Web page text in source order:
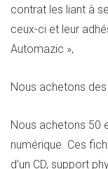
contrat les liant à
ceux-ci et leur
Automazic »,
Nous achetons
Nous achetons 50
numérique. Ces
d’un CD, support